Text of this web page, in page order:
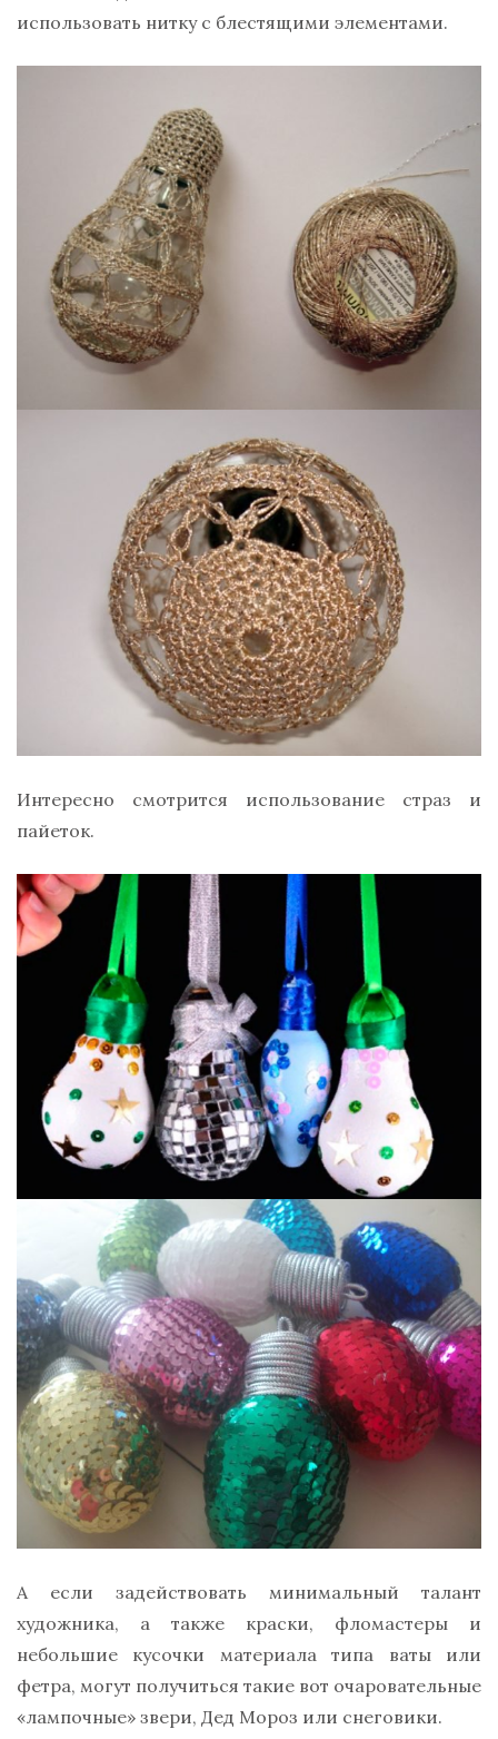
использовать нитку с блестящими элементами.
Интересно смотрится использование страз и
пайеток.
А если задействовать минимальный талант
художника, а также краски, фломастеры и
небольшие кусочки материала типа ваты или
фетра, могут получиться такие вот очаровательные
«лампочные» звери, Дед Мороз или снеговики.